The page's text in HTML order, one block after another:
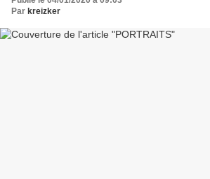
Par kreizker